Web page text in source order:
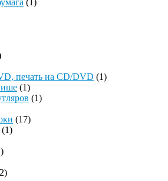
(1)
печать на CD/DVD (1)
(1)
(1)
(17)
(1)